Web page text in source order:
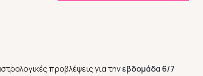
προβλέψεις για τηνεβδομάδα 6/7